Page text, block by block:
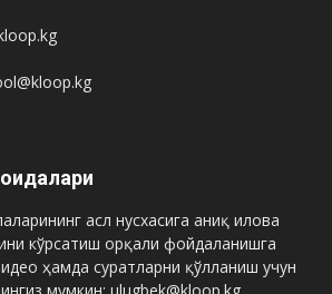
асл нусхасига аниқ илова
кўрсатиш орқали фойдаланишга
ҳамда суратларни қўлланиш учун
мумкин: ulugbek@kloop.kg